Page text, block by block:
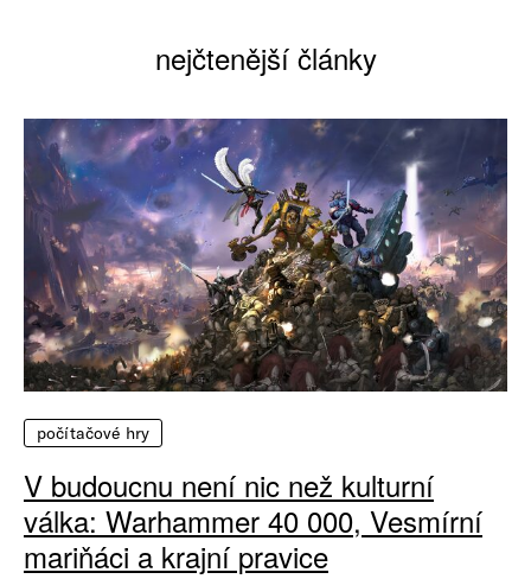
nejčtenější články
počítačové hry
V budoucnu není nic než kulturní
válka: Warhammer 40 000, Vesmírní
mariňáci a krajní pravice